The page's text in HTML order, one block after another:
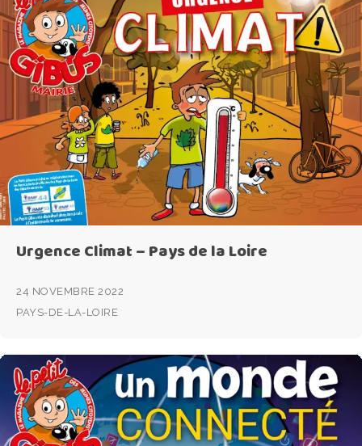
Urgence Climat – Pays de la Loire
24 NOVEMBRE 2022
PAYS-DE-LA-LOIRE